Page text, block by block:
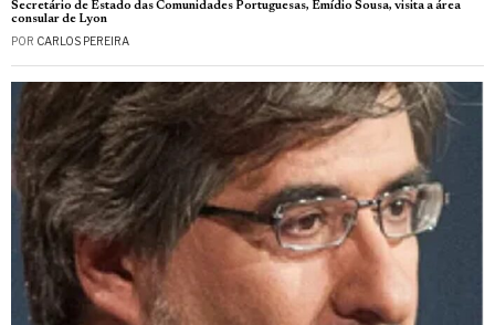
Secretário de Estado das Comunidades Portuguesas, Emídio Sousa, visita a área
consular de Lyon
POR CARLOS PEREIRA